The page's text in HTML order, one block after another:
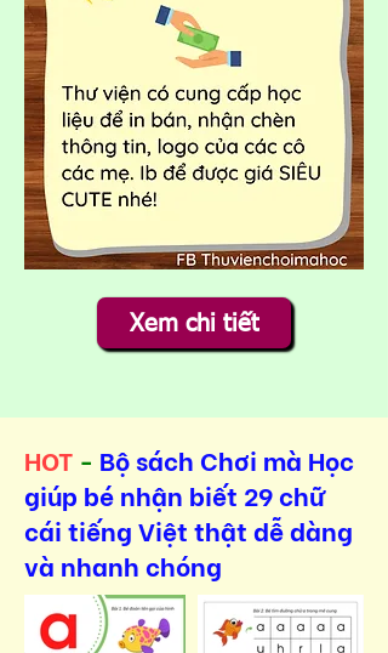
Xem chi tiết
HOT - Bộ sách Chơi mà Học
giúp bé nhận biết 29 chữ
cái tiếng Việt thật dễ dàng
và nhanh chóng